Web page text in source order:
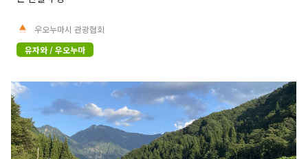
우오누마시 관광협회
유자와 / 우오누마